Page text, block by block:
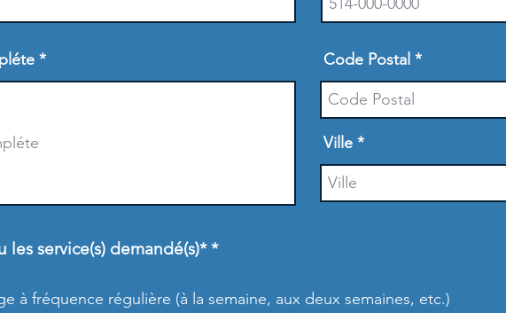
Code Postal
Ville
les service(s) demandé(s)* *O
i
à fréquence régulière (à la semaine, aux deux semaines, etc.)